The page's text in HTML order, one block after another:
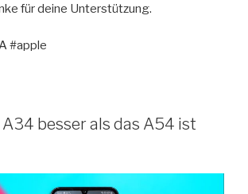
für deine Unterstützung.
#apple
besser als das A54 ist